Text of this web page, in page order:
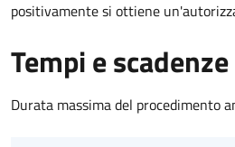
positivamente si ottiene
Tempi e scadenze
Durata massima del procedimento